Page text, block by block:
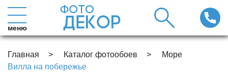
меню
Главная Каталог фотообоев
Море
Вилла на побережье